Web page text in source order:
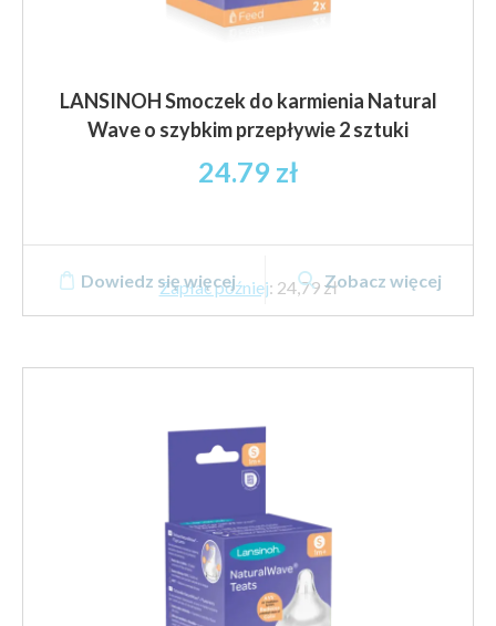
LANSINOH Smoczek do karmienia Natural
Wave o szybkim przepływie 2 sztuki
24.79 zł
Zapłać później: 24,79 zł
Dowiedz się więcej Zobacz więcej